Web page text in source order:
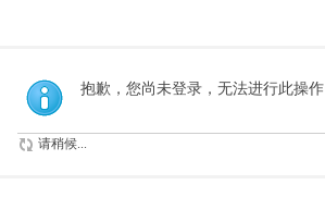
抱歉，您尚未登录，无法进行此操作
请稍候...